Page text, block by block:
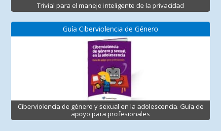
Trivial para el manejo inteligente de la privacidad
Guía Ciberviolencia de Género
Ciberviolencia de género y sexual en la adolescencia. Guía de
apoyo para profesionales